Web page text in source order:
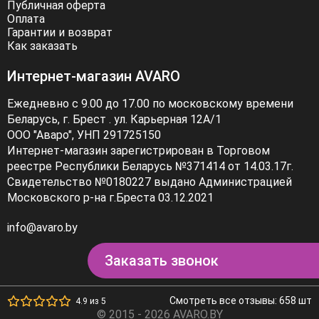
Публичная оферта
Оплата
Гарантии и возврат
Как заказать
Интернет-магазин AVARO
Ежедневно с 9.00 до 17.00 по московскому времени
Беларусь, г. Брест . ул. Карьерная 12А/1
ООО "Аваро", УНП 291725150
Интернет-магазин зарегистрирован в Торговом
реестре Республики Беларусь №371414 от 14.03.17г.
Свидетельство №0180227 выдано Администрацией
Московского р-на г.Бреста 03.12.2021
info@avaro.by
Заказать звонок
4.9 из 5 Смотреть все отзывы: 658 шт
© 2015 - 2026 AVARO.BY